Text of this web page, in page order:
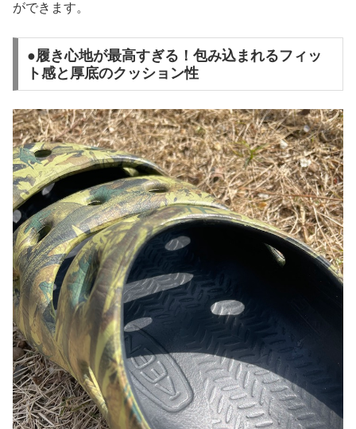
ができます。
●履き心地が最高すぎる！包み込まれるフィッ
ト感と厚底のクッション性